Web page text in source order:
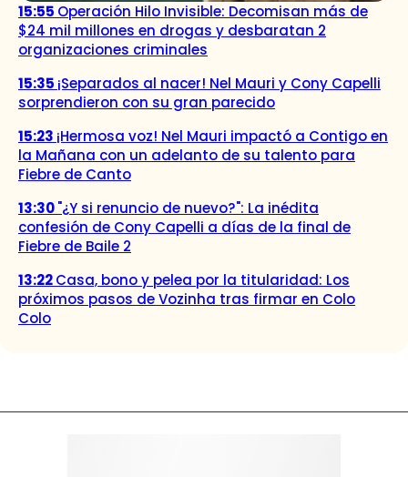
15:55 Operación Hilo Invisible: Decomisan más de
$24 mil millones en drogas y desbaratan 2
organizaciones criminales
15:35 ¡Separados al nacer! Nel Mauri y Cony Capelli
sorprendieron con su gran parecido
15:23 ¡Hermosa voz! Nel Mauri impactó a Contigo en
la Mañana con un adelanto de su talento para
Fiebre de Canto
13:30"¿Y si renuncio de nuevo?": La inédita
confesión de Cony Capelli a días de la final de
Fiebre de Baile 2
13:22Casa, bono y pelea por la titularidad: Los
próximos pasos de Vozinha tras firmar en Colo
Colo